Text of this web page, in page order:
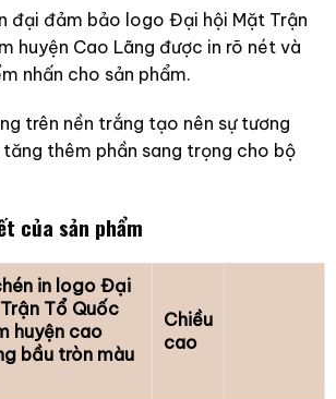
đại đảm bảo logo Đại hội Mặt Trận
huyện Cao Lãng được in rõ nét và
nhấn cho sản phẩm.
trên nền trắng tạo nên sự tương
thêm phần sang trọng cho bộ
của sản phẩm
in logo Đại
Tổ Quốc
huyện cao
bầu tròn màu
Chiều
cao